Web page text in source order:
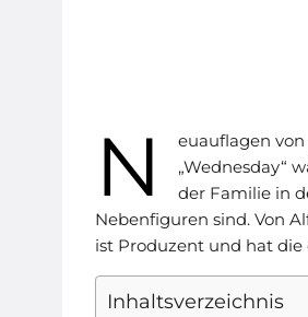
N
euauflagen von
„Wednesday“
der Familie in
Nebenfiguren sind. Von
ist Produzent und hat die
Inhaltsverzeichnis